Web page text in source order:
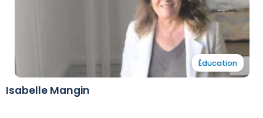
Éducation
Isabelle Mangin